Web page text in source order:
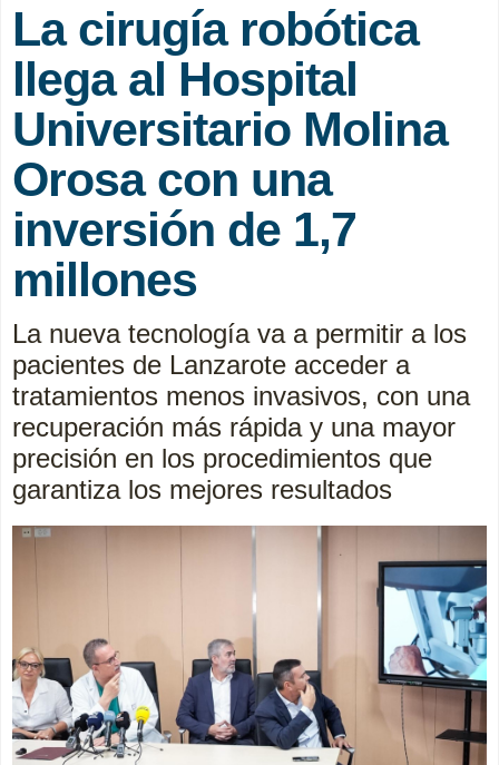
La cirugía robótica
llega al Hospital
Universitario Molina
Orosa con una
inversión de 1,7
millones
La nueva tecnología va a permitir a los
pacientes de Lanzarote acceder a
tratamientos menos invasivos, con una
recuperación más rápida y una mayor
precisión en los procedimientos que
garantiza los mejores resultados